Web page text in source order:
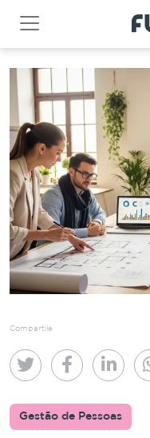
Compartile
Gestão de Pessoas